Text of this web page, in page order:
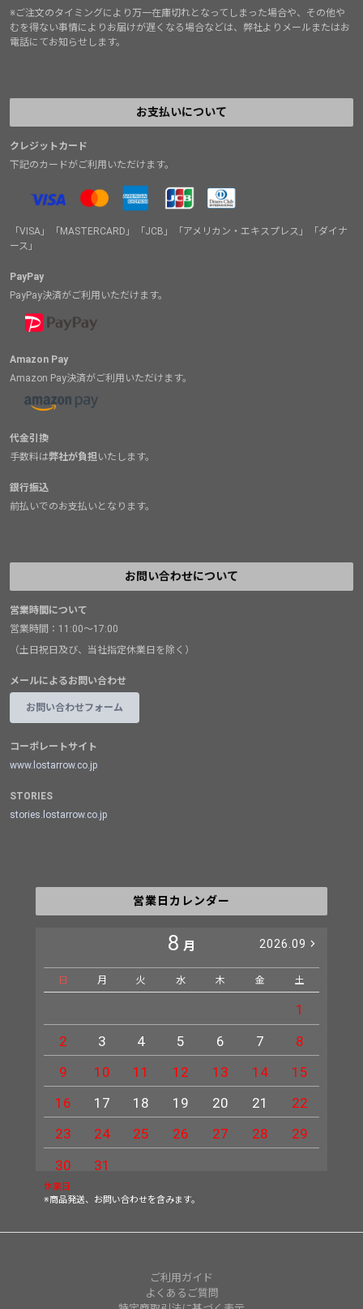
※ご注文のタイミングにより万一在庫切れとなってしまった場合や、その他や
むを得ない事情によりお届けが遅くなる場合などは、弊社よりメールまたはお
電話にてお知らせします。
お支払いについて
クレジットカード
下記のカードがご利用いただけます。
「VISA」「MASTERCARD」「JCB」「アメリカン・エキスプレス」「ダイナ
ース」
PayPay
PayPay決済がご利用いただけます。
Amazon Pay
Amazon Pay決済がご利用いただけます。
代金引換
手数料は弊社が負担いたします。
銀行振込
前払いでのお支払いとなります。
お問い合わせについて
営業時間について
営業時間：11:00～17:00
（土日祝日及び、当社指定休業日を除く）
メールによるお問い合わせ
お問い合わせフォーム
コーポレートサイト
www.lostarrow.co.jp
STORIES
stories.lostarrow.co.jp
営業日カレンダー
8 月 2026.09
日 月 火 水 木 金 土
1
2
3 4 5 6 7
8
9
10 11 12 13 14
15
16
17 18 19 20 21
22
23
24 25 26 27 28
29
30
31
休業日
※商品発送、お問い合わせを含みます。
ご利用ガイド
よくあるご質問